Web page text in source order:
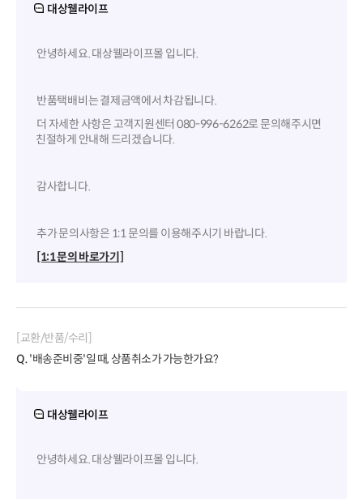
대상웰라이프
안녕하세요. 대상웰라이프몰 입니다.
반품택배비는 결제금액에서 차감됩니다.
더 자세한 사항은 고객지원센터 080-996-6262로 문의해주시면
친절하게 안내해 드리겠습니다.
감사합니다.
추가 문의사항은 1:1 문의를 이용해주시기 바랍니다.
[1:1 문의 바로가기]
[교환/반품/수리]
Q.'배송준비중'일 때, 상품취소가 가능한가요?
대상웰라이프
안녕하세요. 대상웰라이프몰 입니다.